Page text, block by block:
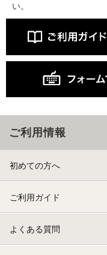
い。
ご利用情報
初めての方へ
ご利用ガイド
よくある質問